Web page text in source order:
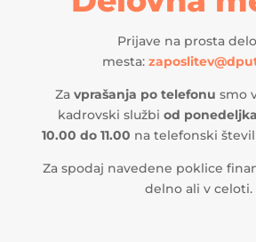
Prijave na prosta
mesta:
Zavprašanja po telefonu smo
kadrovski službi od
10.00 do 11.00 na telefonski
Za spodaj navedene poklice
delno ali v celoti.